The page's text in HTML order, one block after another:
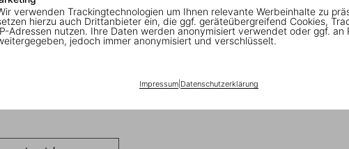
verwenden Trackingtechnologien um Ihnen relevante Werbeinhalte zu
hierzu auch Drittanbieter ein, die ggf. geräteübergreifend Cookies,
Adressen nutzen. Ihre Daten werden anonymisiert verwendet oder ggf. an
jedoch immer anonymisiert und verschlüsselt.
Impressum| Datenschutzerklärung